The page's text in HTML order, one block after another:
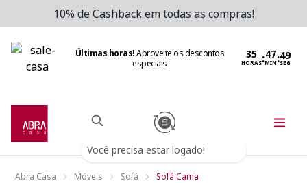
10% de Cashback em todas as compras!
Últimas horas!Aproveite os descontos
especiais
HORAS:MIN:SEG
Você precisa estar logado!
Abra Casa Móveis Sofá Sofá Cama